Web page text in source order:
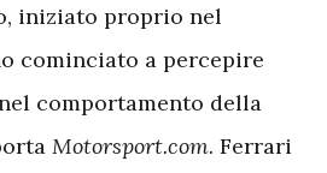
iniziato proprio nel
cominciato a percepire
comportamento della
Motorsport.com. Ferrari